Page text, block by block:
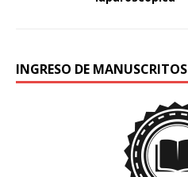
INGRESO DE MANUSCRITOS